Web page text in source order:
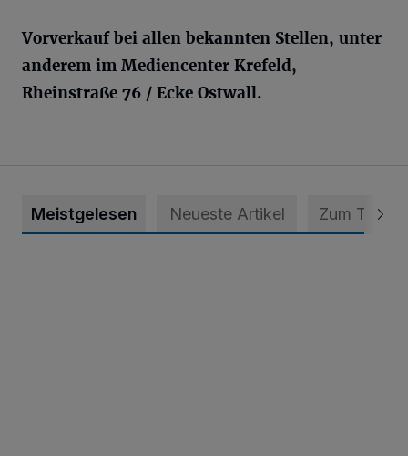
Vorverkauf bei allen bekannten Stellen, unter
anderem im Mediencenter Krefeld,
Rheinstraße 76 / Ecke Ostwall.
Meistgelesen Neueste Artikel Zum Thema